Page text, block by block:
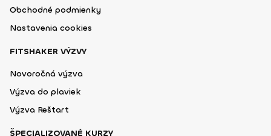
Obchodné podmienky
Nastavenia cookies
FITSHAKER VÝZVY
Novoročná výzva
Výzva do plaviek
Výzva Reštart
ŠPECIALIZOVANÉ KURZY